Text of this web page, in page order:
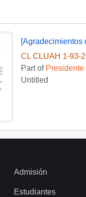
CL CLUAH 1-93-
Part of
Untitled
Admisión
Estudiantes